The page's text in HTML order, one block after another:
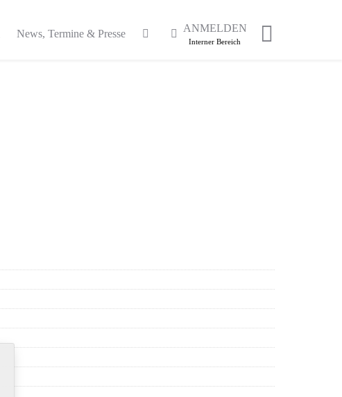
News, Termine & Presse ANMELDEN
Interner Bereich